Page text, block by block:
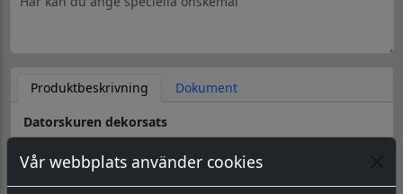
Vår webbplats använder cookies
Produktbeskrivning
Dokument
Datorskuren dekorsats
genomfärgad kvalitetsfolie, som fäster på de flesta plana